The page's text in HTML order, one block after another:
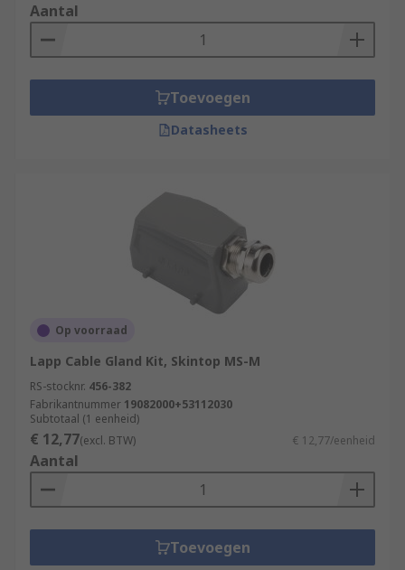
Aantal
Toevoegen
Datasheets
Op voorraad
Lapp Cable Gland Kit, Skintop MS-M
RS-stocknr. 456-382
Fabrikantnummer 19082000+53112030
Subtotaal (1 eenheid)
€ 12,77(excl. BTW) € 12,77/eenheid
Aantal
Toevoegen